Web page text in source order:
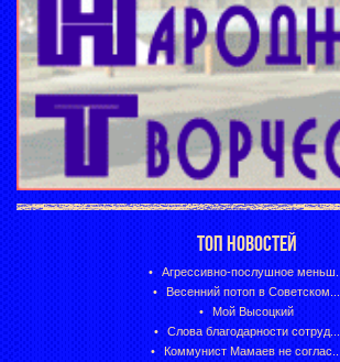
ТОП НОВОСТЕЙ
Агрессивно-послушное меньш...
Весенний потоп в Советском...
Мой Высоцкий
Слова благодарности сотруд...
Коммунист Мамаев не соглас...